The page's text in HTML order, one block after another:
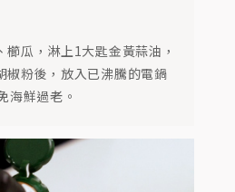
櫛瓜，淋上1大匙金黃蒜油，
椒粉後，放入已沸騰的電鍋
海鮮過老。